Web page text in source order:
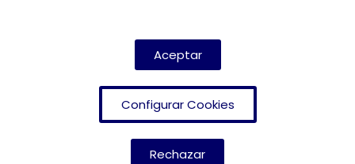
Aceptar
Configurar Cookies
Rechazar